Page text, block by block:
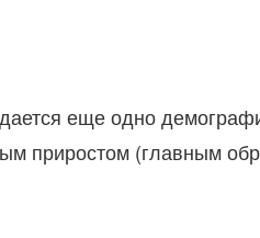
еще одно
приростом (главным